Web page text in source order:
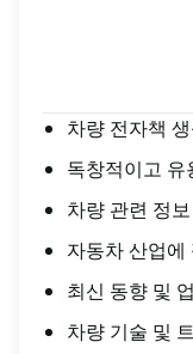
차량 전자책
독창적이고 유
차량 관련 정
자동차 산업에
최신 동향 및
차량 기술 및